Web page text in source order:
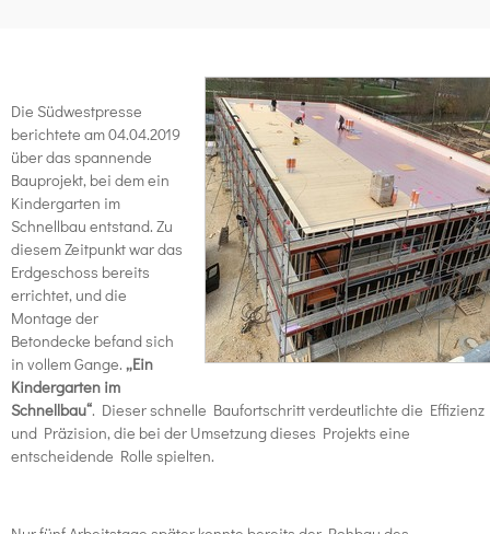
Die Südwestpresse
berichtete am 04.04.2019
über das spannende
Bauprojekt, bei dem ein
Kindergarten im
Schnellbau entstand. Zu
diesem Zeitpunkt war das
Erdgeschoss bereits
errichtet, und die
Montage der
Betondecke befand sich
in vollem Gange. „Ein
Kindergarten im
Schnellbau“. Dieser schnelle Baufortschritt verdeutlichte die Effizienz
und Präzision, die bei der Umsetzung dieses Projekts eine
entscheidende Rolle spielten.